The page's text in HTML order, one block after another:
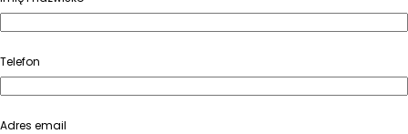
Telefon
Adres email